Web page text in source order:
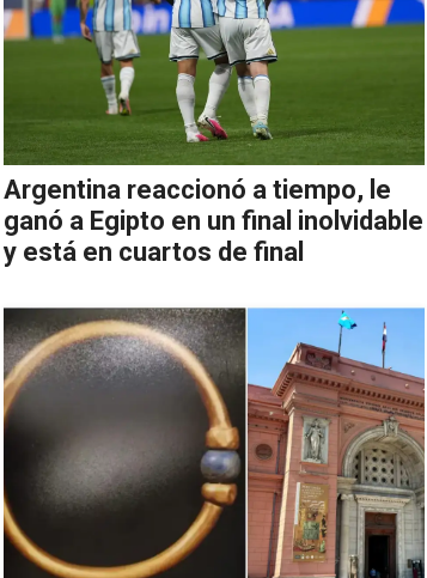
Argentina reaccionó a tiempo, le
ganó a Egipto en un final inolvidable
y está en cuartos de final